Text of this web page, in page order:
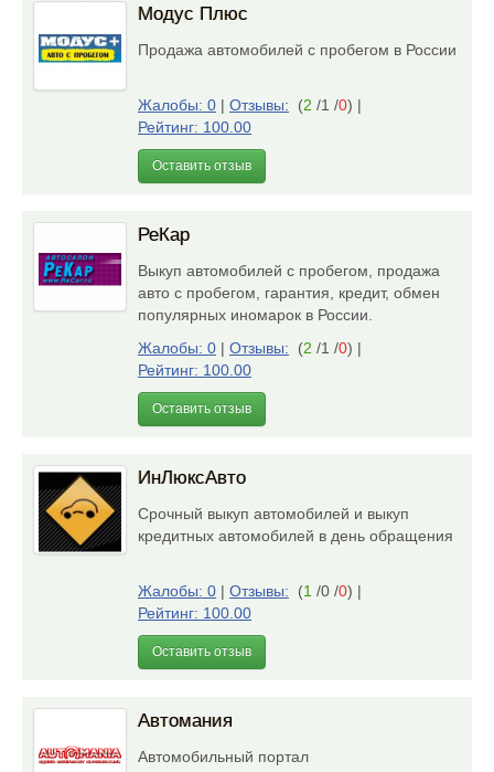
Модус Плюс
Продажа автомобилей с пробегом в России
Жалобы: 0 | Отзывы: (2 /1 /0) |
Рейтинг: 100.00
Оставить отзыв
РеКар
Выкуп автомобилей с пробегом, продажа
авто с пробегом, гарантия, кредит, обмен
популярных иномарок в России.
Жалобы: 0 | Отзывы: (2 /1 /0) |
Рейтинг: 100.00
Оставить отзыв
ИнЛюксАвто
Срочный выкуп автомобилей и выкуп
кредитных автомобилей в день обращения
Жалобы: 0 | Отзывы: (1 /0 /0) |
Рейтинг: 100.00
Оставить отзыв
Автомания
Автомобильный портал